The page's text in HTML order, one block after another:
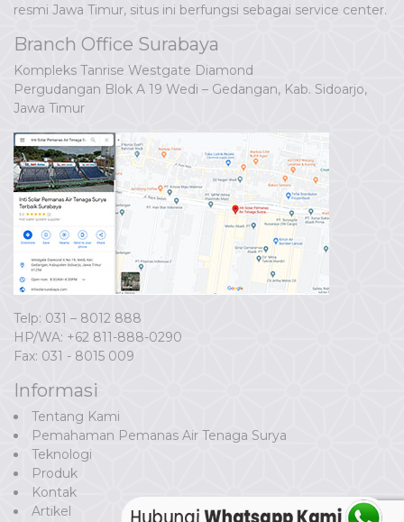
resmi Jawa Timur, situs ini berfungsi sebagai service center.
Branch Office Surabaya
Kompleks Tanrise Westgate Diamond
Pergudangan Blok A 19 Wedi – Gedangan, Kab. Sidoarjo,
Jawa Timur
Telp: 031 – 8012 888
HP/WA: +62 811-888-0290
Fax: 031 - 8015 009
Informasi
Tentang Kami
Pemahaman Pemanas Air Tenaga Surya
Teknologi
Produk
Kontak
Artikel